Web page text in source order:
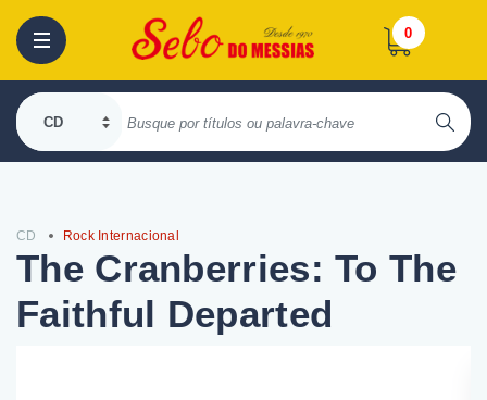
0
CD Rock Internacional
The Cranberries: To The
Faithful Departed